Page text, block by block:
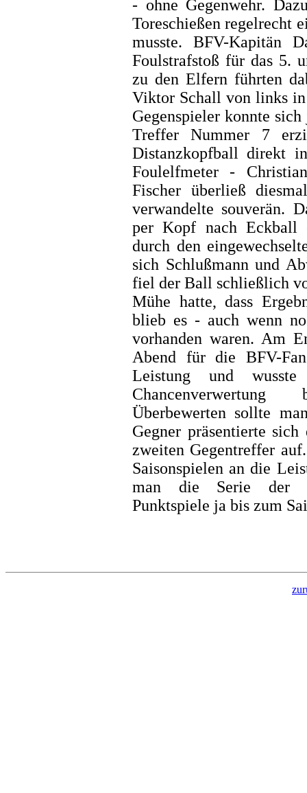
- ohne Gegenwehr.
Toreschießen regelrecht
musste. BFV-Kapitän
Foulstrafstoß für das 5.
zu den Elfern führten
Viktor Schall von links in
Gegenspieler konnte
Treffer Nummer 7
Distanzkopfball direkt
Foulelfmeter -
Fischer überließ
verwandelte souverän.
per Kopf nach Eckball
durch den
sich Schlußmann und
fiel der Ball schließlich
Mühe hatte, dass
blieb es - auch wenn
vorhanden waren. Am
Abend für die BFV-
Leistung und
Überbewerten sollte
Gegner präsentierte
zweiten Gegentreffer
Saisonspielen an die
man die Serie der
Punktspiele ja bis zum